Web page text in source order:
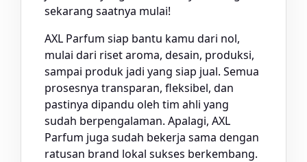
sekarang saatnya mulai!
AXL Parfum siap bantu kamu dari nol,
mulai dari riset aroma, desain, produksi,
sampai produk jadi yang siap jual. Semua
prosesnya transparan, fleksibel, dan
pastinya dipandu oleh tim ahli yang
sudah berpengalaman. Apalagi, AXL
Parfum juga sudah bekerja sama dengan
ratusan brand lokal sukses berkembang.